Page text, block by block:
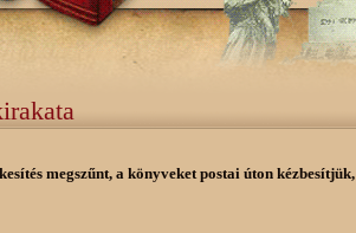
megszűnt, a könyveket postai úton kézbesítjük,